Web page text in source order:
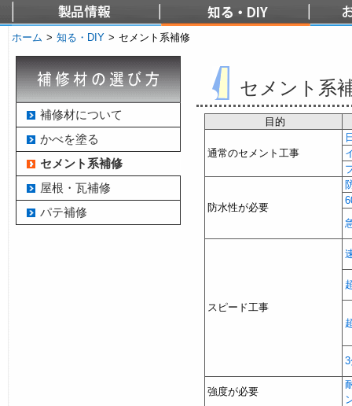
ホーム > 知る・DIY > セメント系補修
補修材について
かべを塗る
セメント系補修
屋根・瓦補修
パテ補修
セメント系
目的
通常のセメント工事
防水性が必要
スピード工事
強度が必要